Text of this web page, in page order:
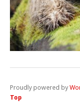
Proudly powered by
Top